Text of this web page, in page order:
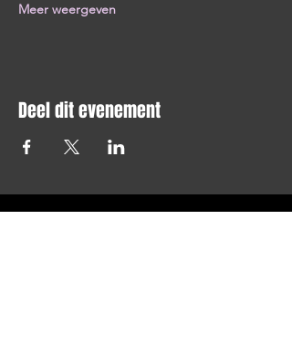
Meer weergeven
Deel dit evenement
STAY UP TO DATE